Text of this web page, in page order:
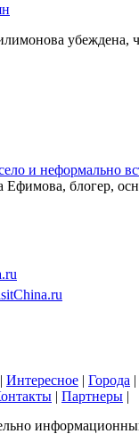
убеждена,
и неформально
блогер,
| Интересное | Города |
| Партнеры |